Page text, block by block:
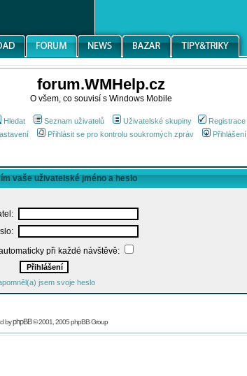
forum.WMHelp.cz
O všem, co souvisí s Windows Mobile
Hledat Seznam uživatelů Uživatelské skupiny
Registrace
Přihlásit se pro kontrolu soukromých zpráv Přihlášení
vaše uživatelské jméno a heslo
při každé návštěvě:
jsem svoje heslo
byphpBB© 2001, 2005 phpBB Group